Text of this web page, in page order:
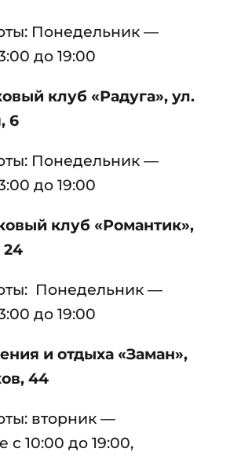
Понедельник —
до 19:00
клуб «Радуга», ул.
6
Понедельник —
до 19:00
клуб «Романтик»,
Понедельник —
до 19:00
и отдыха «Заман»,
44
вторник —
с 10:00 до 19:00,